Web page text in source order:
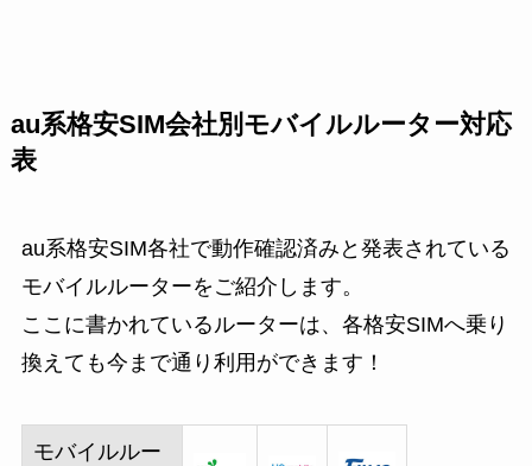
au系格安SIM会社別モバイルルーター対応
表
au系格安SIM各社で動作確認済みと発表されている
モバイルルーターをご紹介します。
ここに書かれているルーターは、各格安SIMへ乗り
換えても今まで通り利用ができます！
モバイルルー